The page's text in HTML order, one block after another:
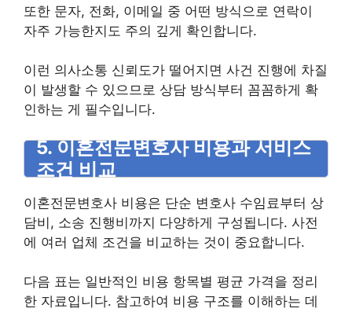
또한 문자, 전화, 이메일 중 어떤 방식으로 연락이
자주 가능한지도 주의 깊게 확인합니다.
이런 의사소통 신뢰도가 떨어지면 사건 진행에 차질
이 발생할 수 있으므로 상담 방식부터 꼼꼼하게 확
인하는 게 필수입니다.
5. 이혼전문변호사 비용과 서비스
조건 비교
이혼전문변호사 비용은 단순 변호사 수임료부터 상
담비, 소송 진행비까지 다양하게 구성됩니다. 사전
에 여러 업체 조건을 비교하는 것이 중요합니다.
다음 표는 일반적인 비용 항목별 평균 가격을 정리
한 자료입니다. 참고하여 비용 구조를 이해하는 데